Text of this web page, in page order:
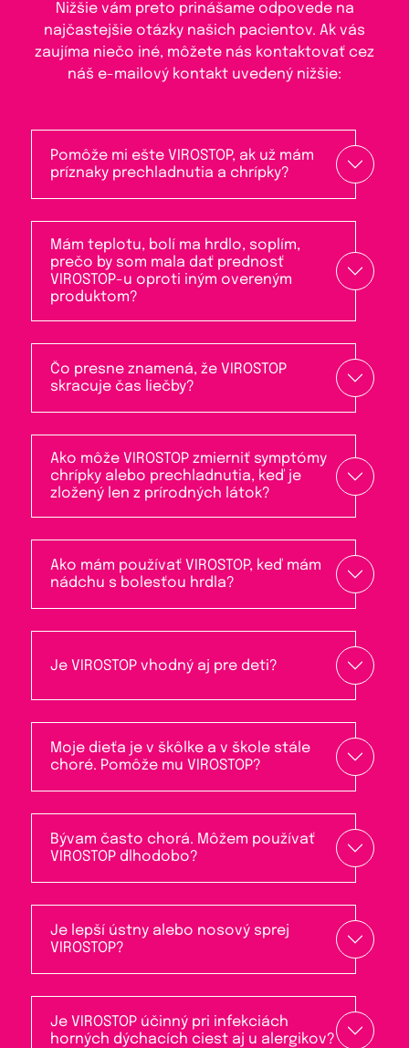
Nižšie vám preto prinášame odpovede na
najčastejšie otázky našich pacientov. Ak vás
zaujíma niečo iné, môžete nás kontaktovať cez
náš e-mailový kontakt uvedený nižšie:
Pomôže mi ešte VIROSTOP, ak už mám
príznaky prechladnutia a chrípky?
Mám teplotu, bolí ma hrdlo, soplím,
prečo by som mala dať prednosť
VIROSTOP-u oproti iným overeným
produktom?
Čo presne znamená, že VIROSTOP
skracuje čas liečby?
Ako môže VIROSTOP zmierniť symptómy
chrípky alebo prechladnutia, keď je
zložený len z prírodných látok?
Ako mám používať VIROSTOP, keď mám
nádchu s bolesťou hrdla?
Je VIROSTOP vhodný aj pre deti?
Moje dieťa je v škôlke a v škole stále
choré. Pomôže mu VIROSTOP?
Bývam často chorá. Môžem používať
VIROSTOP dlhodobo?
Je lepší ústny alebo nosový sprej
VIROSTOP?
Je VIROSTOP účinný pri infekciách
horných dýchacích ciest aj u alergikov?